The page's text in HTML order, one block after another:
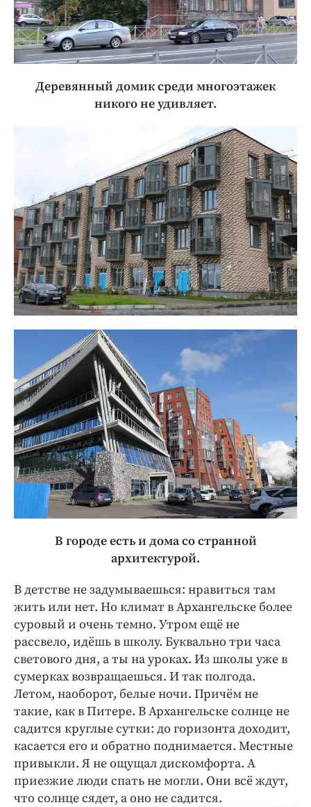
Деревянный домик среди многоэтажек
никого не удивляет.
В городе есть и дома со странной
архитектурой.
В детстве не задумываешься: нравиться там
жить или нет. Но климат в Архангельске более
суровый и очень темно. Утром ещё не
рассвело, идёшь в школу. Буквально три часа
светового дня, а ты на уроках. Из школы уже в
сумерках возвращаешься. И так полгода.
Летом, наоборот, белые ночи. Причём не
такие, как в Питере. В Архангельске солнце не
садится круглые сутки: до горизонта доходит,
касается его и обратно поднимается. Местные
привыкли. Я не ощущал дискомфорта. А
приезжие люди спать не могли. Они всё ждут,
что солнце сядет, а оно не садится.